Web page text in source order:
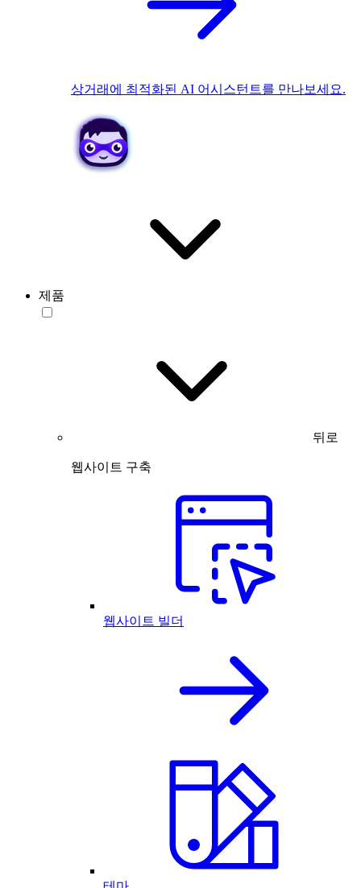
상거래에 최적화된 AI 어시스턴트를 만나보세요.
제품
뒤로
웹사이트 구축
웹사이트 빌더